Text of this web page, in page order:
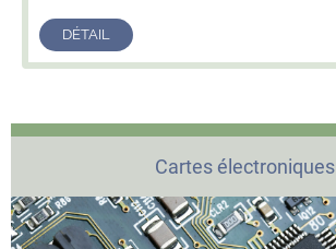
DÉTAIL
Cartes électroniques